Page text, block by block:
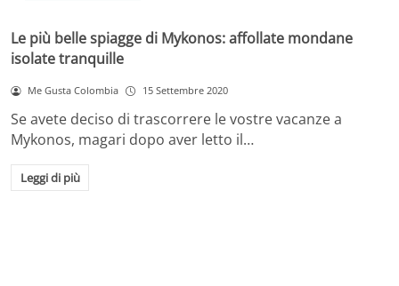
Le più belle spiagge di Mykonos: affollate mondane
isolate tranquille
Me Gusta Colombia 15 Settembre 2020
Se avete deciso di trascorrere le vostre vacanze a
Mykonos, magari dopo aver letto il…
Leggi di più